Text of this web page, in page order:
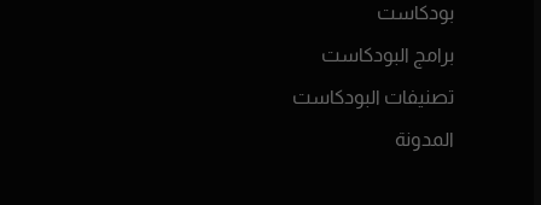
بودكاست
برامج البودكاست
تصنيفات البودكاست
المدونة